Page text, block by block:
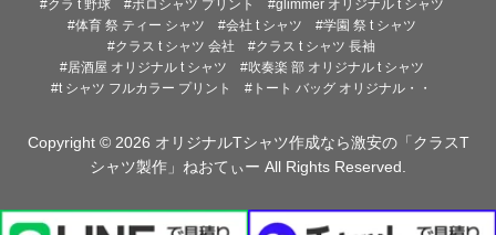
#クラ t 野球
#ポロシャツ プリント
#glimmer オリジナル t シャツ
#体育 祭 ティー シャツ
#会社 t シャツ
#学園 祭 t シャツ
#クラス t シャツ 会社
#クラス t シャツ 長袖
#居酒屋 オリジナル t シャツ
#吹奏楽 部 オリジナル t シャツ
#t シャツ フルカラー プリント
#トート バッグ オリジナル・・
Copyright © 2026 オリジナルTシャツ作成なら激安の「クラスT
シャツ製作」ねおてぃー All Rights Reserved.